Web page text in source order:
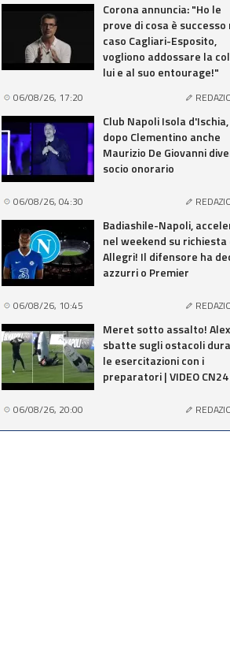
Corona annuncia: "Ho le
prove di cosa è successo
caso Cagliari-Esposito,
vogliono addossare la
lui e al suo entourage!"
06/08/26, 17:20
Club Napoli Isola d'Ischia,
dopo Clementino anche
Maurizio De Giovanni
socio onorario
06/08/26, 04:30
Badiashile-Napoli,
nel weekend su richiesta
Allegri! Il difensore ha
azzurri o Premier
06/08/26, 10:45
Meret sotto assalto! Alex
sbatte sugli ostacoli
le esercitazioni con i
preparatori | VIDEO CN24
06/08/26, 20:00